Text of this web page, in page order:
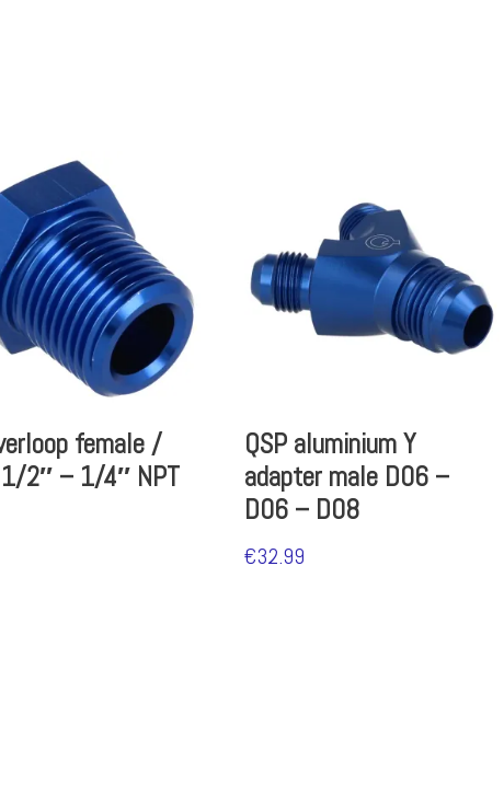
female /
2″ – 1/4″ NPT
QSP aluminium Y
adapter male D06 –
D06 – D08
€32.99